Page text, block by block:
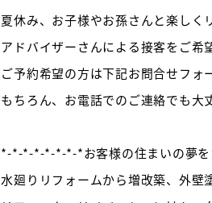
夏休み、お子様やお孫さんと楽しく
アドバイザーさんによる接客をご希
ご予約希望の方は下記お問合せフォ
もちろん、お電話でのご連絡でも大
*-*-*-*-*-*-*-*お客様の住まいの夢
水廻りリフォームから増改築、外壁